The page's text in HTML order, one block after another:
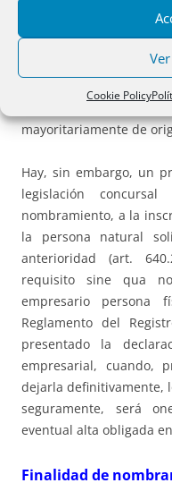
Cookie Policy
La Resolución de la
debe haber
mayoritariamente de
Hay, sin embargo, un
legislación
nombramiento, a la
la persona natural
anterioridad (art.
requisito sine qua
empresario persona
Reglamento del
presentado la
empresarial, cuando,
dejarla definitivamente,
seguramente, será
eventual alta obligada en
Finalidad de